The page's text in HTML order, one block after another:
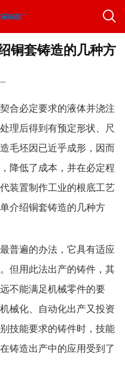
铜套铸造的几种方
合必定要求的液体并浇注
理后得到有预定形状、尺
毛坯因已近乎成形，因而
降低了成本，并在必定程
装置制作工业的根底工艺
介绍铜套铸造的几种方
普遍的办法，它具有适应
但用此法出产的铸件，其
不能满足机械零件的要
械化、自动化出产又投资
技能要求的铸件时，技能
铸造出产中的应用受到了